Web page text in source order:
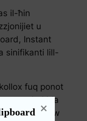
il-ħin
u
Instant
sinifikanti lill-
fuq ponot
xogħol bla
frekwenti jew